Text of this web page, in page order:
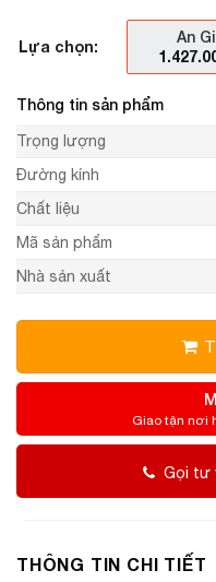
Lựa chọn:
An
Thông tin sản phẩm
Trọng lượng
Đường kính
Chất liệu
Mã sản phẩm
Nhà sản xuất
Giao tận nơi
Gọi tư
THÔNG TIN CHI TIẾT